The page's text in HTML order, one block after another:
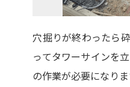
穴掘りが終わったら
ってタワーサインを
の作業が必要になりま